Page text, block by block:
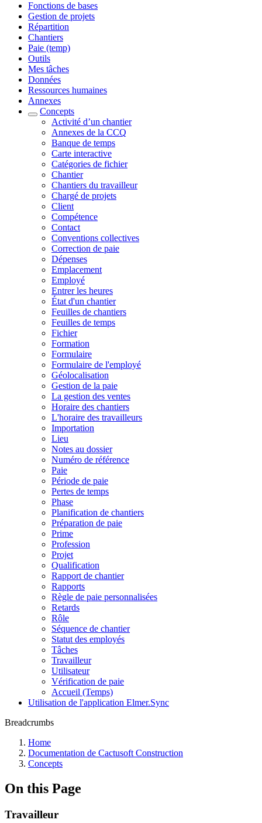
Fonctions de bases
Gestion de projets
Répartition
Chantiers
Paie (temp)
Outils
Mes tâches
Données
Ressources humaines
Annexes
Concepts
Activité d’un chantier
Annexes de la CCQ
Banque de temps
Carte interactive
Catégories de fichier
Chantier
Chantiers du travailleur
Chargé de projets
Client
Compétence
Contact
Conventions collectives
Correction de paie
Dépenses
Emplacement
Employé
Entrer les heures
État d'un chantier
Feuilles de chantiers
Feuilles de temps
Fichier
Formation
Formulaire
Formulaire de l'employé
Géolocalisation
Gestion de la paie
La gestion des ventes
Horaire des chantiers
L'horaire des travailleurs
Importation
Lieu
Notes au dossier
Numéro de référence
Paie
Période de paie
Pertes de temps
Phase
Planification de chantiers
Préparation de paie
Prime
Profession
Projet
Qualification
Rapport de chantier
Rapports
Règle de paie personnalisées
Retards
Rôle
Séquence de chantier
Statut des employés
Tâches
Travailleur
Utilisateur
Vérification de paie
Accueil (Temps)
Utilisation de l'application Elmer.Sync
Breadcrumbs
Home
Documentation de Cactusoft Construction
Concepts
On this Page
Travailleur